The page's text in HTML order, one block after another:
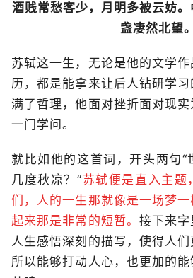
酒贱常愁客少，月明多被云妨
盏凄然北望。
苏轼这一生，无论是他的文学
历，都是能拿来让后人钻研学
满了哲理，他面对挫折面对现
一门学问。
就比如他的这首词，开头两句“
几度秋凉？”苏轼便是直入主题
们，人的一生那就像是一场梦
起来那是非常的短暂。 接下来
人生感悟深刻的描写，使得人们
所以能够打动人心，也更加的